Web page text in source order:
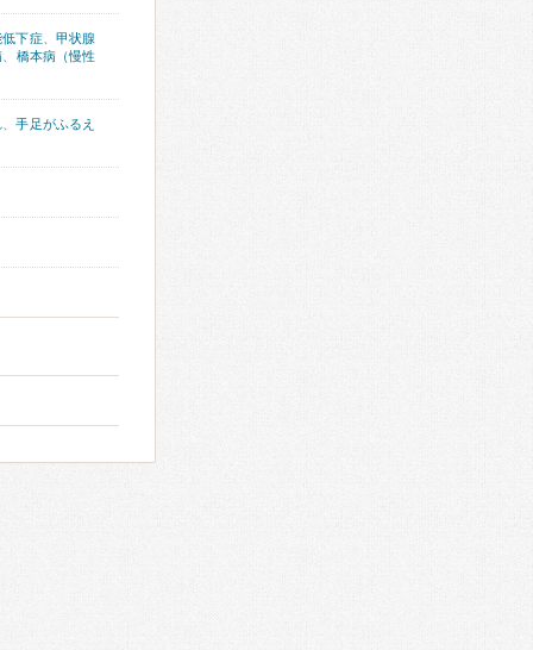
低下症、 甲状腺
橋本病（慢性
、手足がふるえ